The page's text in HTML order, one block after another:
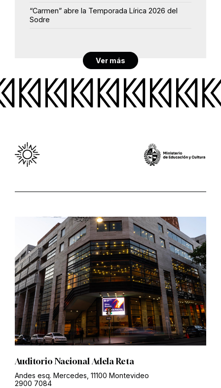
“Carmen” abre la Temporada Lírica 2026 del
Sodre
Ver más
Auditorio Nacional Adela Reta
Andes esq. Mercedes, 11100 Montevideo
2900 7084